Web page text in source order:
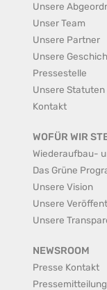
Unsere
Unser Team
Unsere Partner
Unsere
Pressestelle
Unsere Statuten
Kontakt
WOFÜR WIR
Wiederaufbau-
Das Grüne
Unsere Vision
Unsere
Unsere
NEWSROOM
Presse Kontakt